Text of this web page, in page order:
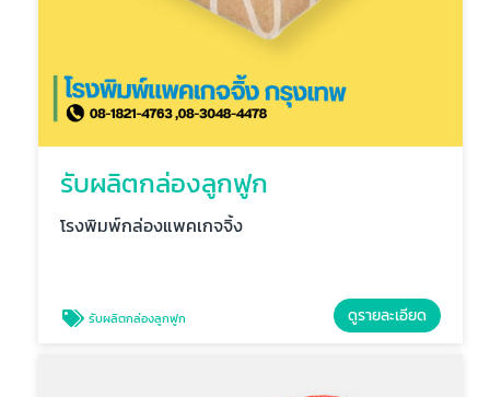
รับผลิตกล่องลูกฟูก
โรงพิมพ์กล่องแพคเกจจิ้ง
รับผลิตกล่องลูกฟูก ดูรายละเอียด